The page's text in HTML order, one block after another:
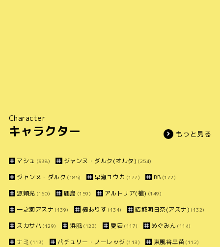
Character
キャラクター もっと見る
マシュ (338) ジャンヌ・ダルク(オルタ) (254)
ジャンヌ・ダルク (185) 早瀬ユウカ (177) BB (172)
源頼光 (160) 鹿島 (159) アルトリア(槍) (149)
一之瀬アスナ (139) 橘ありす (134) 結城明日奈(アスナ) (132)
スカサハ (129) 浜風 (123) 愛宕 (117) めぐみん (114)
ナミ (113) パチュリー・ノーレッジ (113) 東風谷早苗 (112)